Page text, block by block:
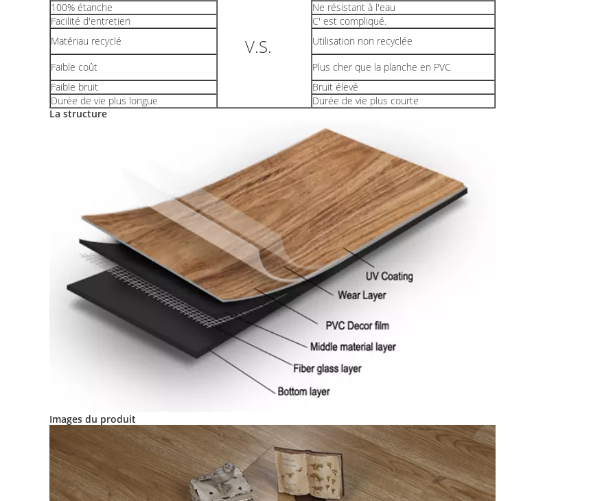
V.S.
100% étanche
Ne résistant à l'eau
Facilité d'entretien
C' est compliqué.
Matériau recyclé
Utilisation non recyclée
Faible coût
Plus cher que la planche en PVC
Faible bruit
Bruit élevé
Durée de vie plus longue
Durée de vie plus courte
La structure
Images du produit